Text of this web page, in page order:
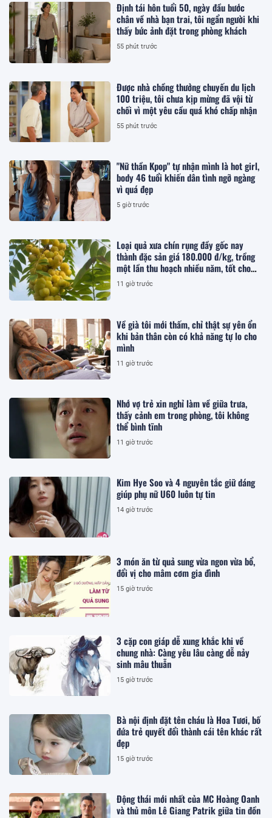
Định tái hôn tuổi 50, ngày đầu bước
chân về nhà bạn trai, tôi ngẩn người khi
thấy bức ảnh đặt trong phòng khách
55 phút trước
Được nhà chồng thưởng chuyến du lịch
100 triệu, tôi chưa kịp mừng đã vội từ
chối vì một yêu cầu quá khó chấp nhận
55 phút trước
"Nữ thần Kpop" tự nhận mình là hot girl,
body 46 tuổi khiến dân tình ngỡ ngàng
vì quá đẹp
5 giờ trước
Loại quả xưa chín rụng đầy gốc nay
thành đặc sản giá 180.000 đ/kg, trồng
một lần thu hoạch nhiều năm, tốt cho
sức khỏe
11 giờ trước
Về già tôi mới thấm, chỉ thật sự yên ổn
khi bản thân còn có khả năng tự lo cho
mình
11 giờ trước
Nhớ vợ trẻ xin nghỉ làm về giữa trưa,
thấy cảnh em trong phòng, tôi không
thể bình tĩnh
11 giờ trước
Kim Hye Soo và 4 nguyên tắc giữ dáng
giúp phụ nữ U60 luôn tự tin
14 giờ trước
3 món ăn từ quả sung vừa ngon vừa bổ,
đổi vị cho mâm cơm gia đình
15 giờ trước
3 cặp con giáp dễ xung khắc khi về
chung nhà: Càng yêu lâu càng dễ nảy
sinh mâu thuẫn
15 giờ trước
Bà nội định đặt tên cháu là Hoa Tươi, bố
đứa trẻ quyết đổi thành cái tên khác rất
đẹp
15 giờ trước
Động thái mới nhất của MC Hoàng Oanh
và thủ môn Lê Giang Patrik giữa tin đồn